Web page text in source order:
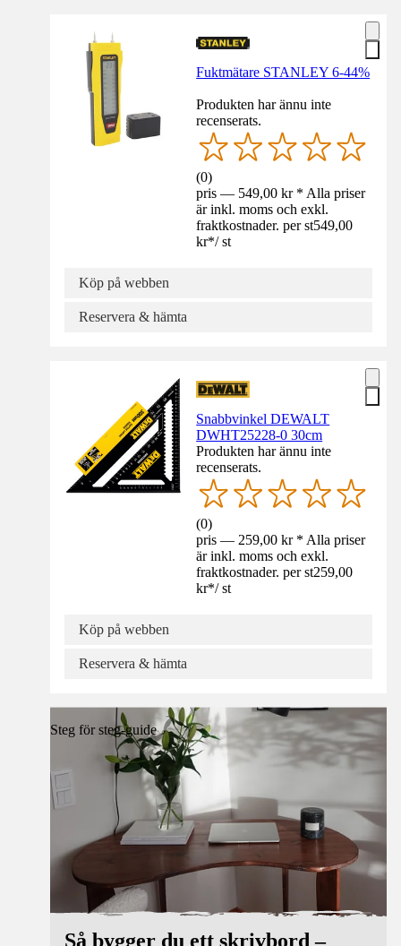
Fuktmätare STANLEY 6-44%
Produkten har ännu inte
recenserats.
(0)
pris — 549,00 kr * Alla priser
är inkl. moms och exkl.
fraktkostnader. per st549,00
kr*/ st
Köp på webben
Reservera & hämta
Snabbvinkel DEWALT
DWHT25228-0 30cm
Produkten har ännu inte
recenserats.
(0)
pris — 259,00 kr * Alla priser
är inkl. moms och exkl.
fraktkostnader. per st259,00
kr*/ st
Köp på webben
Reservera & hämta
Steg för steg-guide
Så bygger du ett skrivbord –